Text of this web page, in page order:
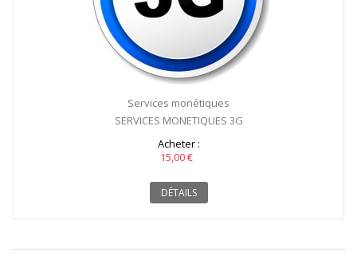
Services monétiques
SERVICES MONETIQUES 3G
Acheter :
15,00 €
DÉTAILS